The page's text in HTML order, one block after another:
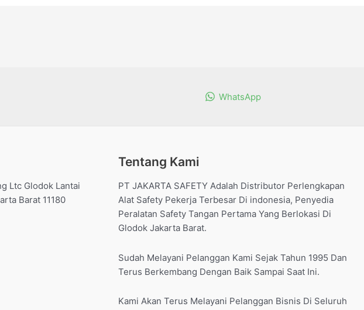
WhatsApp
Ltc Glodok Lantai
Barat 11180
Tentang Kami
PT JAKARTA SAFETY Adalah Distributor Perlengkapan
Alat Safety Pekerja Terbesar Di indonesia, Penyedia
Peralatan Safety Tangan Pertama Yang Berlokasi Di
Glodok Jakarta Barat.
Sudah Melayani Pelanggan Kami Sejak Tahun 1995 Dan
Terus Berkembang Dengan Baik Sampai Saat Ini.
Kami Akan Terus Melayani Pelanggan Bisnis Di Seluruh